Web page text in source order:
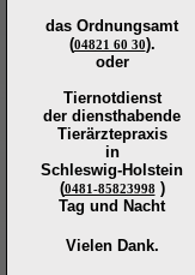
das Ordnungsamt
(04821 60 30).
oder
Tiernotdienst
der diensthabende
Tierärztepraxis
in
Schleswig-Holstein
(0481-85823998 )
Tag und Nacht
Vielen Dank.